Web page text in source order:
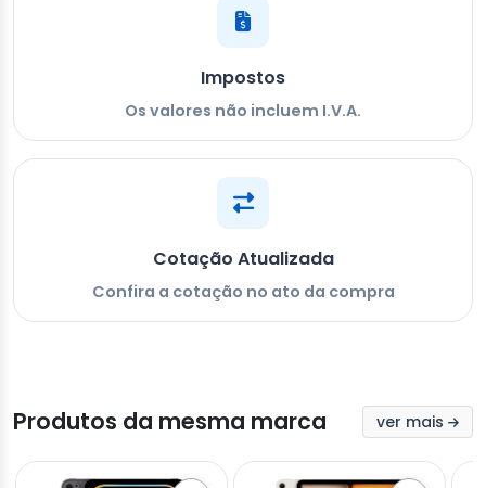
Impostos
Os valores não incluem I.V.A.
Cotação Atualizada
Confira a cotação no ato da compra
Produtos da mesma marca ver mais